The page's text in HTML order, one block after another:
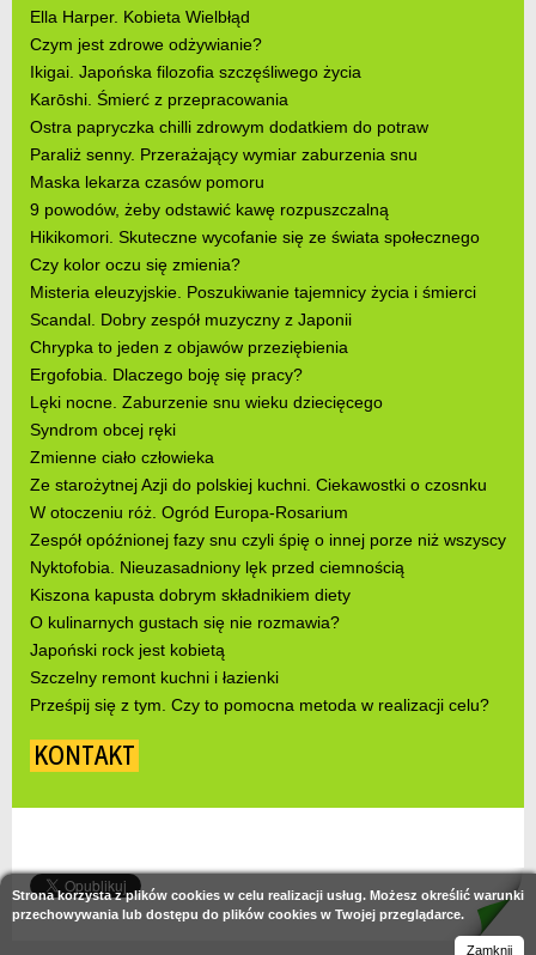
Ella Harper. Kobieta Wielbłąd
Czym jest zdrowe odżywianie?
Ikigai. Japońska filozofia szczęśliwego życia
Karōshi. Śmierć z przepracowania
Ostra papryczka chilli zdrowym dodatkiem do potraw
Paraliż senny. Przerażający wymiar zaburzenia snu
Maska lekarza czasów pomoru
9 powodów, żeby odstawić kawę rozpuszczalną
Hikikomori. Skuteczne wycofanie się ze świata społecznego
Czy kolor oczu się zmienia?
Misteria eleuzyjskie. Poszukiwanie tajemnicy życia i śmierci
Scandal. Dobry zespół muzyczny z Japonii
Chrypka to jeden z objawów przeziębienia
Ergofobia. Dlaczego boję się pracy?
Lęki nocne. Zaburzenie snu wieku dziecięcego
Syndrom obcej ręki
Zmienne ciało człowieka
Ze starożytnej Azji do polskiej kuchni. Ciekawostki o czosnku
W otoczeniu róż. Ogród Europa-Rosarium
Zespół opóźnionej fazy snu czyli śpię o innej porze niż wszyscy
Nyktofobia. Nieuzasadniony lęk przed ciemnością
Kiszona kapusta dobrym składnikiem diety
O kulinarnych gustach się nie rozmawia?
Japoński rock jest kobietą
Szczelny remont kuchni i łazienki
Prześpij się z tym. Czy to pomocna metoda w realizacji celu?
KONTAKT
Strona korzysta z plików cookies w celu realizacji usług. Możesz określić warunki
przechowywania lub dostępu do plików cookies w Twojej przeglądarce.
Zamknij